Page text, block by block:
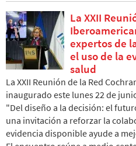
La XXII
expertos de
el uso de la
salud
La XXII Reunión de la Red
inaugurado este lunes 22 de
"Del diseño a la decisión: el
una invitación a reforzar la
evidencia disponible ayude a